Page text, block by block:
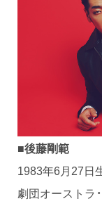
■後藤剛範
1983年6月27日
劇団オーストラ